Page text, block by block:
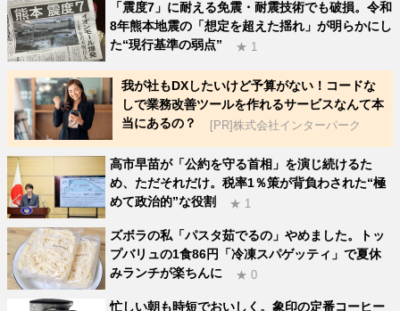
「震度7」に耐える免震・耐震技術でも破損。令和
8年熊本地震の「想定を超えた揺れ」が明らかにし
た“現行基準の弱点”
★ 1
我が社もDXしたいけど予算がない！コードな
しで業務改善ツールを作れるサービスなんて本
当にあるの？
[PR]株式会社インターパーク
高市早苗が「公約を守る首相」を演じ続けるた
め、ただそれだけ。税率1％策が背負わされた“極
めて政治的”な役割
★ 1
ズボラの私「パスタ茹でるの」やめました。トッ
プバリュの1食86円「冷凍スパゲッティ」で夏休
みランチが楽ちんに
★ 0
忙しい朝も時短でおいしく。象印の定番コーヒー